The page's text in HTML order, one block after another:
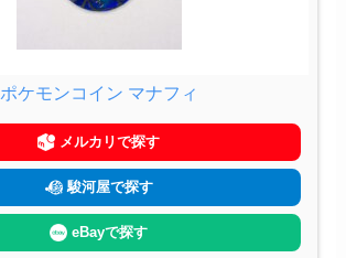
ポケモンコイン マナフィ
メルカリで探す
駿河屋で探す
eBayで探す